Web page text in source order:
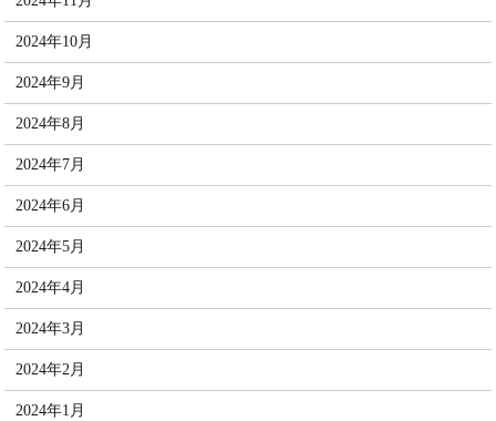
2024年10月
2024年9月
2024年8月
2024年7月
2024年6月
2024年5月
2024年4月
2024年3月
2024年2月
2024年1月